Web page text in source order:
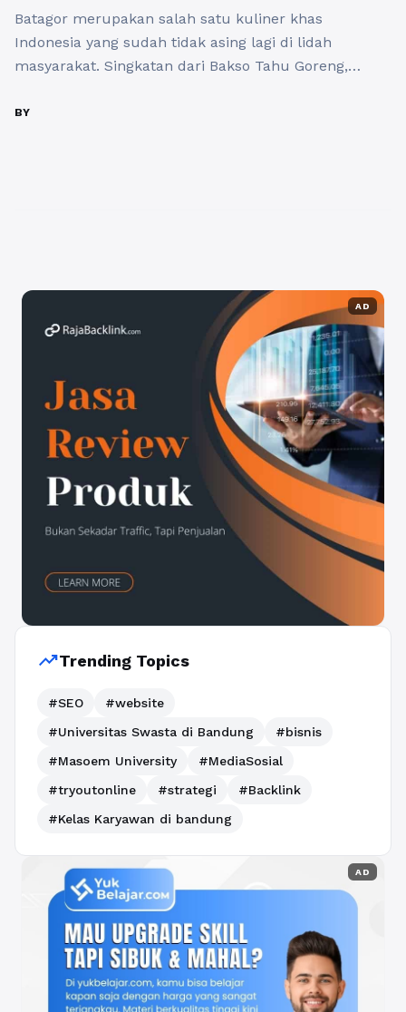
Batagor merupakan salah satu kuliner khas
Indonesia yang sudah tidak asing lagi di lidah
masyarakat. Singkatan dari Bakso Tahu Goreng,
tahu, dan kulit pangsit yang digoreng hingga crispy.
BY
AD
trending_upTrending Topics
#SEO
#website
#Universitas Swasta di Bandung
#bisnis
#Masoem University
#MediaSosial
#tryoutonline
#strategi
#Backlink
#Kelas Karyawan di bandung
AD